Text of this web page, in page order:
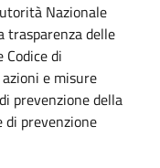
Nazionale
trasparenza delle
di
e misure
prevenzione della
prevenzione